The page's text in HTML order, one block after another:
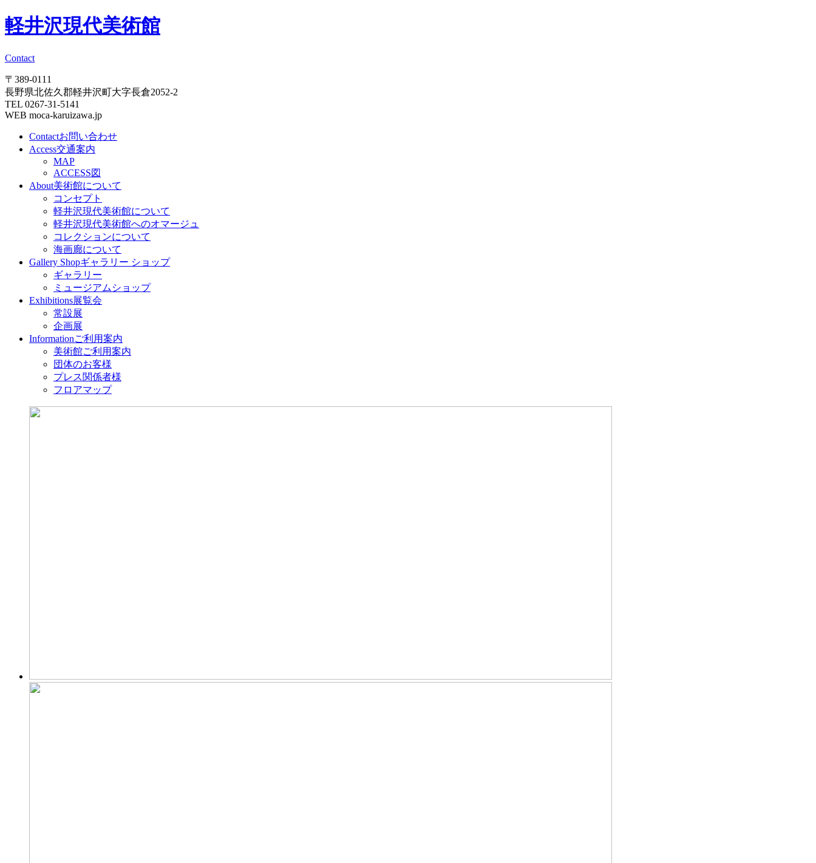
軽井沢現代美術館
Contact
〒389-0111
長野県北佐久郡軽井沢町大字長倉2052-2
TEL 0267-31-5141
WEB moca-karuizawa.jp
Contactお問い合わせ
Access交通案内
MAP
ACCESS図
About美術館について
コンセプト
軽井沢現代美術館について
軽井沢現代美術館へのオマージュ
コレクションについて
海画廊について
Gallery Shopギャラリー ショップ
ギャラリー
ミュージアムショップ
Exhibitions展覧会
常設展
企画展
Informationご利用案内
美術館ご利用案内
団体のお客様
プレス関係者様
フロアマップ